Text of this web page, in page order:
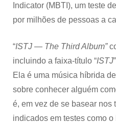
Indicator (MBTI), um teste
por milhões de pessoas a
“ISTJ — The Third Album”
incluindo a faixa-título “ISTJ
Ela é uma música híbrida
sobre conhecer alguém
é, em vez de se basear nos
indicados em testes como